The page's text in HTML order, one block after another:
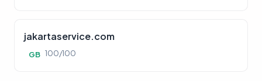
jakartaservice.com
GB 100/100